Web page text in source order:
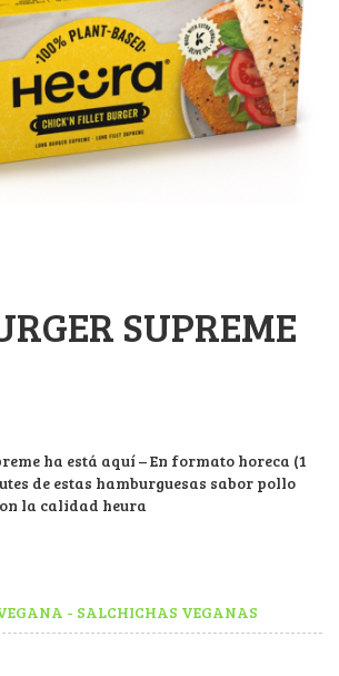
SUPREME
ha está aquí – En formato horeca (1
de estas hamburguesas sabor pollo
la calidad heura
- SALCHICHAS VEGANAS